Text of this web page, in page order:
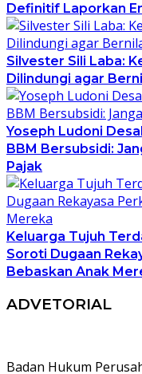
Definitif Laporkan
Silvester Sili Laba:
Dilindungi agar
Yoseph Ludoni
BBM Bersubsidi:
Pajak
Keluarga Tujuh
Soroti Dugaan
Bebaskan Anak
ADVETORIAL
Badan Hukum